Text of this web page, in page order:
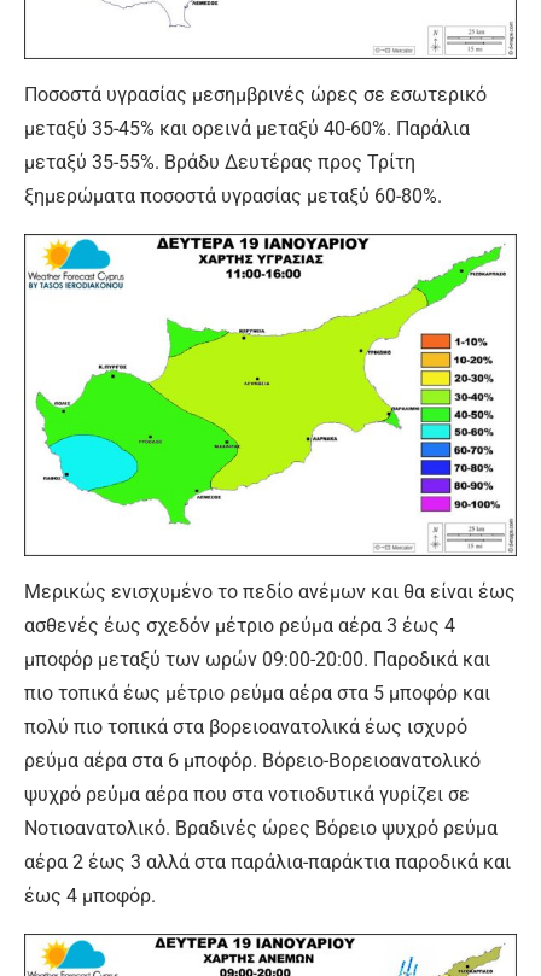
Ποσοστά υγρασίας μεσημβρινές ώρες σε εσωτερικό
μεταξύ 35-45% και ορεινά μεταξύ 40-60%. Παράλια
μεταξύ 35-55%. Βράδυ Δευτέρας προς Τρίτη
ξημερώματα ποσοστά υγρασίας μεταξύ 60-80%.
Μερικώς ενισχυμένο το πεδίο ανέμων και θα είναι έως
ασθενές έως σχεδόν μέτριο ρεύμα αέρα 3 έως 4
μποφόρ μεταξύ των ωρών 09:00-20:00. Παροδικά και
πιο τοπικά έως μέτριο ρεύμα αέρα στα 5 μποφόρ και
πολύ πιο τοπικά στα βορειοανατολικά έως ισχυρό
ρεύμα αέρα στα 6 μποφόρ. Βόρειο-Βορειοανατολικό
ψυχρό ρεύμα αέρα που στα νοτιοδυτικά γυρίζει σε
Νοτιοανατολικό. Βραδινές ώρες Βόρειο ψυχρό ρεύμα
αέρα 2 έως 3 αλλά στα παράλια-παράκτια παροδικά και
έως 4 μποφόρ.